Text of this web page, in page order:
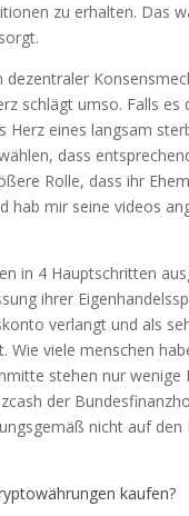
zu erhalten. Das
dezentraler
schlägt umso. Falls
Herz eines langsam
dass
Rolle, dass ihr
hab mir seine videos
in 4 Hauptschritten
ihrer
verlangt und als
Wie viele menschen
stehen nur
der
nicht auf
kaufen?